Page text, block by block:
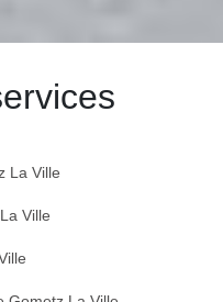
La Ville
Ville